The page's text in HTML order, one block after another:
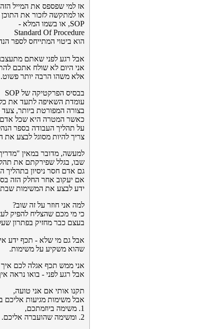
אז למי שפספס את המייל
או למתקשה לזכור את התוכן
SOP, או בשמו המלא -
Standard Of Procedure
הוא ביטוי המתייחס לספר
אבל רגע לפני שאתם
אני היום לא שולח אתכם
אלא משהו הרבה יותר פשוט.
בבסיס הפרקטיקה של SOP
עומדת השאיפה לתעד את
בצורה המפורטת ביותר,
כאשר המטרה היא שכל
על תהליך העבודה בספר
צריך להיות מסוגל לבצע את
למעשה, מדובר במאין
שבו, בגלל שפירקתם את
גם אדם חסר ניסיון בתהליך
אם יעקוב אחר החלק הזה
ידע לבצע את המשימות
למה אני חוזר על זה שוב?
כי מי מכם שהצליח להפיק
בעצם כבר מחזיק בפתרון
אבל גם מי שלא - תכף ידע
שהוא משקיע על משימות.
אני ממש תכף אגלה לכם
אבל רגע לפני - בואו נראה
תקנו אותי אם אני טועה,
אבל משימות מגיעות אליכם בעיקר ב- 2
1. משימה ביוזמתכם,
2. ומשימה שהועברה אליכם.